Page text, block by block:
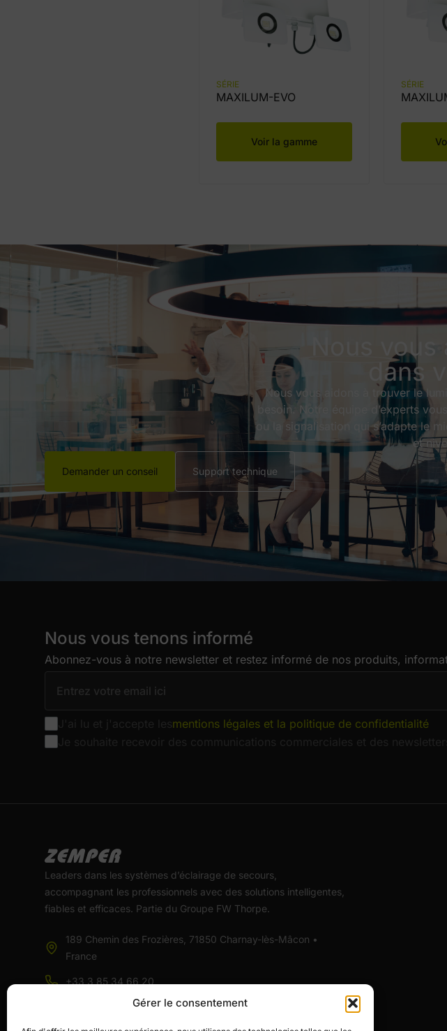
Gérer le consentement
SÉRIE
MAXILUM-EVO
Voir la gamme
SÉRIE
Nous
dans
Nous vous aidons à trouver le
besoin. Notre équipe d’experts
ou la signalisation qui s’adapte le
et
Demander un conseil Support technique
Nous vous tenons informé
Abonnez-vous à notre newsletter et restez informé de nos produits,
mentions légales et la politique de confidentialité
Leaders dans les systèmes d’éclairage de secours,
accompagnant les professionnels avec des solutions intelligentes,
fiables et efficaces. Partie du Groupe FW Thorpe.
189 Chemin des Frozières, 71850 Charnay-lès-Mâcon •
France
+33 3 85 34 66 20
commercial@zemper.com